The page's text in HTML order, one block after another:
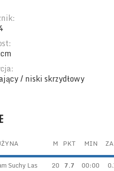
/ niski skrzydłowy
M PKT MIN
Suchy Las 20 7.7 00:00